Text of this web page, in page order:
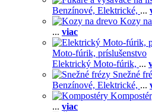
Benzínové, Elektrické, ...
Kozy
... viac
Moto-fúrik, príslušenstvo
Elektrický Moto-fúrik, ...
Snežné
Benzínové, Elektrické, ...
... viac